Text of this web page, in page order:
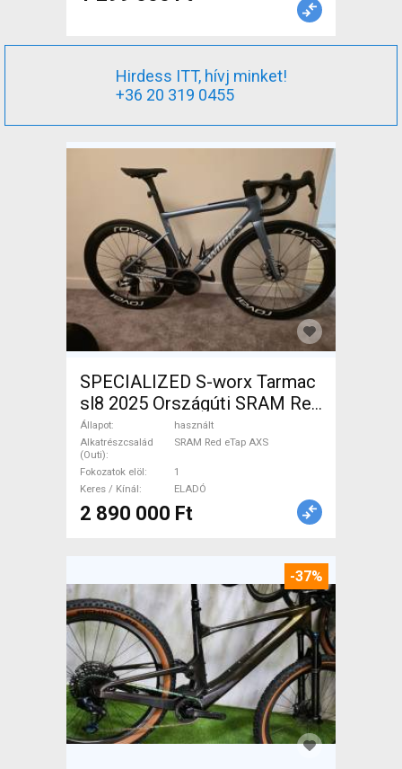
Hirdess ITT, hívj minket!
+36 20 319 0455
SPECIALIZED S-worx Tarmac
sl8 2025 Országúti SRAM Red
eTap AXS tárcsafék használt
ELADÓ
Állapot
használt
Alkatrészcsalád
(Outi)
SRAM Red eTap AXS
Fokozatok elöl
1
Keres / Kínál
ELADÓ
2 890 000 Ft
-37%